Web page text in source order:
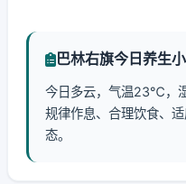
巴林右旗今日养生小
今日多云，气温23℃，
规律作息、合理饮食、
态。